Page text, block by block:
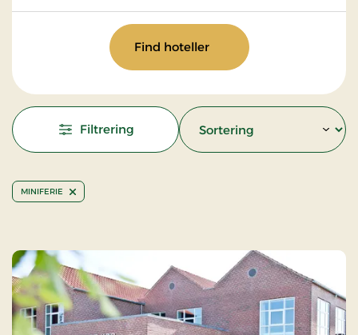
Find hoteller
Filtrering
MINIFERIE